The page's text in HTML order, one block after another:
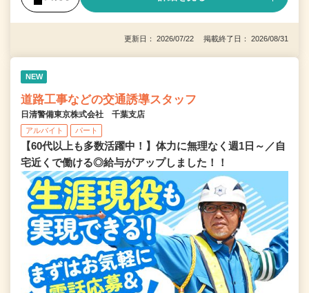
更新日： 2026/07/22 掲載終了日： 2026/08/31
NEW
道路工事などの交通誘導スタッフ
日清警備東京株式会社 千葉支店
アルバイト パート
【60代以上も多数活躍中！】体力に無理なく週1日～／自
宅近くで働ける◎給与がアップしました！！